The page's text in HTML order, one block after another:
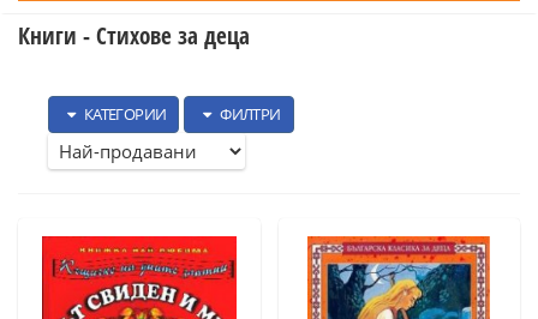
Книги - Стихове за деца
КАТЕГОРИИ ФИЛТРИ